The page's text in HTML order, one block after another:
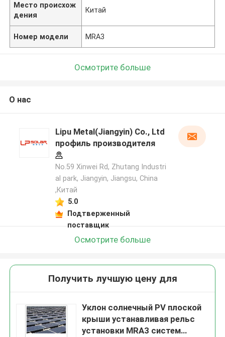
Место происхож
дения
Китай
Номер модели MRA3
Осмотрите больше
О нас
Lipu Metal(Jiangyin) Co., Ltd
профиль производителя
No.59 Xinwei Rd, Zhutang Industri
al park, Jiangyin, Jiangsu, China
,Китай
5.0
Подтверженный
поставщик
Осмотрите больше
Получить лучшую цену для
Уклон солнечный PV плоской
крыши устанавливая рельс
установки MRA3 систем